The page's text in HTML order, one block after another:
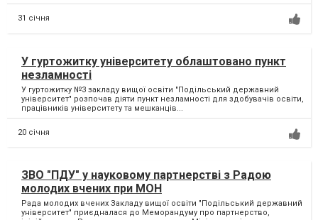
31 січня
У гуртожитку університету облаштовано пункт
незламності
У гуртожитку №3 закладу вищої освіти "Подільський державний
університет" розпочав діяти пункт незламності для здобувачів освіти,
працівників університету та мешканців...
20 січня
ЗВО "ПДУ" у науковому партнерстві з Радою
молодих вчених при МОН
Рада молодих вчених Закладу вищої освіти "Подільський державний
університет" приєдналася до Меморандуму про партнерство,